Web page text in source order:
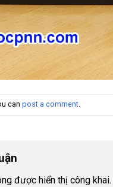
can post a comment
được hiển thị công khai.